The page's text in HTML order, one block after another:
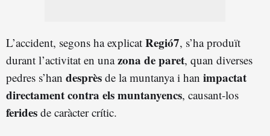
L’accident, segons ha explicat Regió7, s’ha produït
durant l’activitat en unazona de paret, quan diverses
pedres s’han desprès de la muntanya i han impactat
directament contra els muntanyencs, causant-los
ferides de caràcter crític.